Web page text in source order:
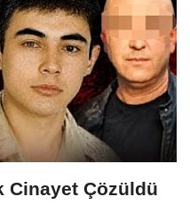
Cinayet Çözüldü